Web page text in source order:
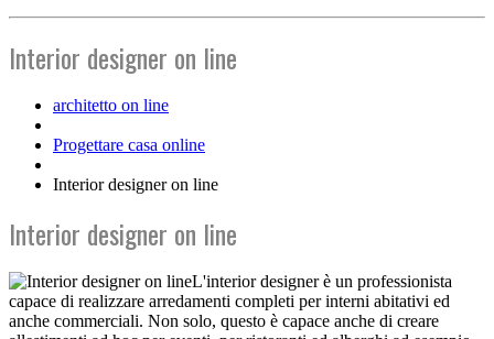
Interior designer on line
architetto on line
Progettare casa online
Interior designer on line
Interior designer on line
L'interior designer è un professionista
capace di realizzare arredamenti completi per interni abitativi ed
anche commerciali. Non solo, questo è capace anche di creare